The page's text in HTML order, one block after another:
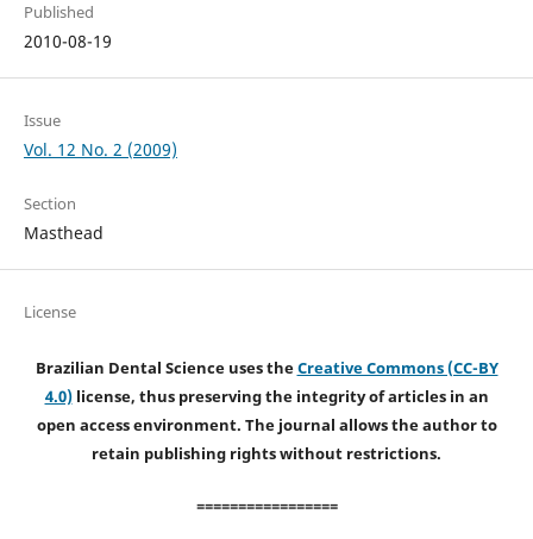
Published
2010-08-19
Issue
Vol. 12 No. 2 (2009)
Section
Masthead
License
Brazilian Dental Science uses theCreative Commons (CC-BY
4.0)license, thus preserving the integrity of articles in an
open access environment. The journal allows the author to
retain publishing rights without restrictions.
=================